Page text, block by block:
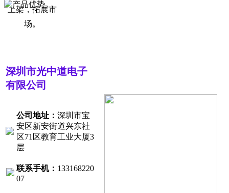
上架，拓展市
场。
深圳市光中道电子
有限公司
公司地址： 深圳市宝
安区新安街道兴东社
区71区教育工业大厦3
层
联系手机： 133168220
07